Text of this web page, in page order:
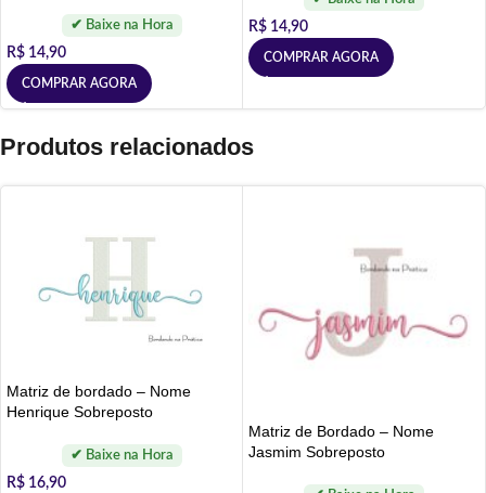
R$ 14,90
COMPRAR AGORA
R$ 14,90
COMPRAR AGORA
Produtos relacionados
Matriz de bordado – Nome
Henrique Sobreposto
R$ 16,90
Matriz de Bordado – Nome
Jasmim Sobreposto